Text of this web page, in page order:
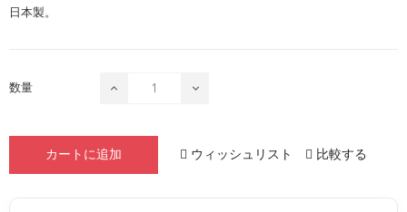
日本製。
数量
カートに追加 ウィッシュリスト 比較する